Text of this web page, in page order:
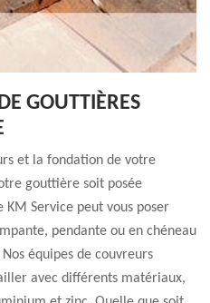
GOUTTIÈRES
et la fondation de votre
gouttière soit posée
Service peut vous poser
pendante ou en chéneau
équipes de couvreurs
avec différents matériaux,